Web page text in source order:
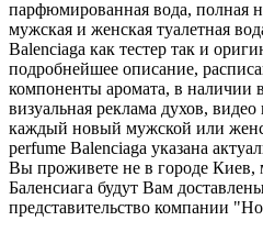
парфюмированная вода, полная
мужская и женская туалетная
Balenciaga как тестер так и
подробнейшее описание,
компоненты аромата, в наличии
визуальная реклама духов,
каждый новый мужской или
perfume Balenciaga указана
Вы проживете не в городе
Баленсиага будут Вам
представительство компании